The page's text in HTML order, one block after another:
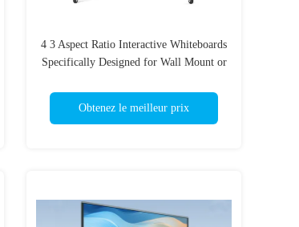
4 3 Aspect Ratio Interactive Whiteboards
Specifically Designed for Wall Mount or
Obtenez le meilleur prix